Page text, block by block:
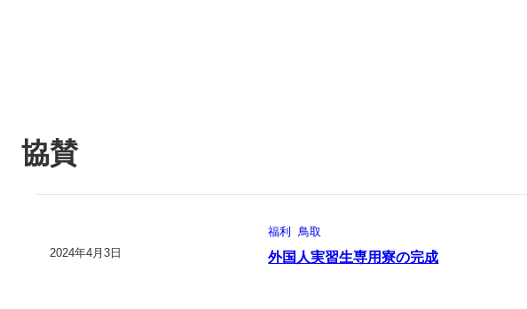
協賛
2024年4月3日
福利 鳥取
外国人実習生専用寮の完成